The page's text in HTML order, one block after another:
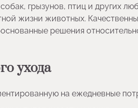
грызунов, птиц и других
жизни животных.
решения
ухода
на ежедневные